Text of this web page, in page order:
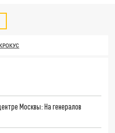
Москвы: На генералов